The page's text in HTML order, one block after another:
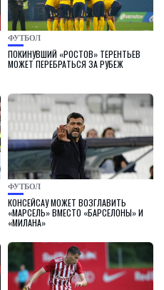
ФУТБОЛ
ПОКИНУВШИЙ «РОСТОВ» ТЕРЕНТЬЕВ
МОЖЕТ ПЕРЕБРАТЬСЯ ЗА РУБЕЖ
ФУТБОЛ
КОНСЕЙСАУ МОЖЕТ ВОЗГЛАВИТЬ
«МАРСЕЛЬ» ВМЕСТО «БАРСЕЛОНЫ» И
«МИЛАНА»